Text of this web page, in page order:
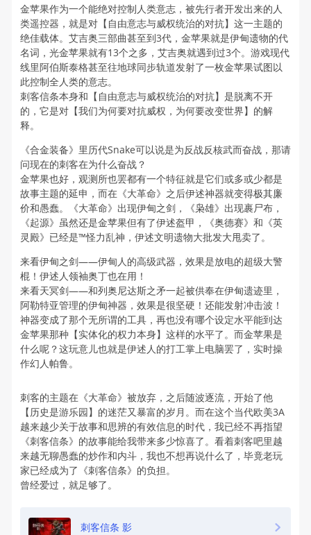
金苹果作为一个能绝对控制人类意志，被先行者开发出来的人
类遥控器，就是对【自由意志与威权统治的对抗】这一主题的
绝佳载体。艾吉奥三部曲甚至到3代，金苹果就是伊甸遗物的代
名词，光金苹果就有13个之多，艾吉奥就遇到过3个。游戏现代
线里阿伯斯泰格甚至往地球同步轨道发射了一枚金苹果试图以
此控制全人类的意志。
刺客信条本身和【自由意志与威权统治的对抗】是脱离不开
的，它是对【我们为何要对抗威权，为何要改变世界】的解
释。
《合金装备》里历代Snake可以说是为反战反核武而奋战，那请
问现在的刺客在为什么奋战？
金苹果也好，观测所也罢都有一个特征就是它们或多或少都是
故事主题的延申，而在《大革命》之后伊述神器就变得极其廉
价和愚蠢。《大革命》出现伊甸之剑，《枭雄》出现裹尸布，
《起源》虽然还是金苹果但有了伊述盔甲，《奥德赛》和《英
灵殿》已经是™怪力乱神，伊述文明遗物大批发大甩卖了。
来看伊甸之剑——伊甸人的高级武器，效果是放电的超级大警
棍！伊述人领袖奥丁也在用！
来看天冥剑——和列奥尼达斯之矛一起被供奉在伊甸遗迹里，
阿勒特亚管理的伊甸神器，效果是很坚硬！还能发射冲击波！
神器变成了那个无所谓的工具，再也没有哪个设定水平能到达
金苹果那种【实体化的权力本身】这样的水平了。而金苹果是
什么呢？这玩意儿也就是伊述人的打工掌上电脑罢了，实时操
作幻人帕鲁。
刺客的主题在《大革命》被放弃，之后随波逐流，开始了他
【历史是游乐园】的迷茫又暴富的岁月。而在这个当代欧美3A
越来越少关于故事和思辨的有效信息的时代，我已经不再指望
《刺客信条》的故事能给我带来多少惊喜了。看着刺客吧里越
来越无聊愚蠢的炒作和内斗，我也不想再说什么了，毕竟老玩
家已经成为了《刺客信条》的负担。
曾经爱过，就足够了。
刺客信条 影